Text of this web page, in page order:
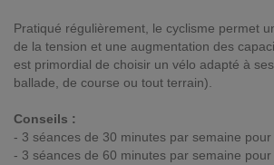
Pratiqué régulièrement, le cyclisme permet
de la tension et une augmentation des
est primordial de choisir un vélo adapté à
ballade, de course ou tout terrain).
Conseils :
- 3 séances de 30 minutes par semaine pour
- 3 séances de 60 minutes par semaine pour